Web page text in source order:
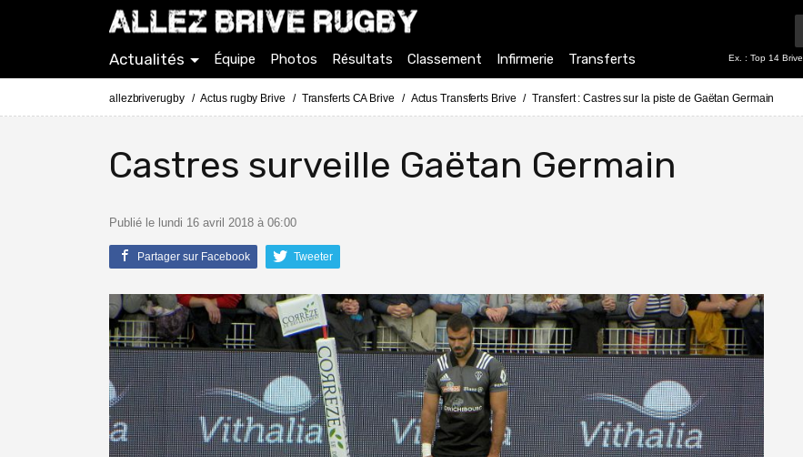
Ex. : Top 14 Brive
Actualités Équipe Photos Résultats Classement Infirmerie Transferts
allezbriverugby Actus rugby Brive Transferts CA Brive Actus Transferts Brive Transfert : Castres sur la piste de Gaëtan Germain
Castres surveille Gaëtan Germain
Publié le lundi 16 avril 2018 à 06:00
Partager sur Facebook Tweeter